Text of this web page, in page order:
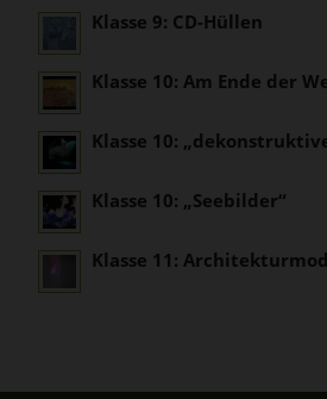
Klasse 9: CD-Hüllen
Klasse 10: Am Ende der
Klasse 10:
Klasse 10: „Seebilder“
Klasse 11: